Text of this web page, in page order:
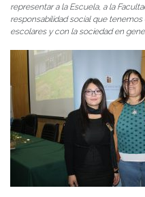
representar a la Escuela, a la
responsabilidad social que
escolares y con la sociedad en